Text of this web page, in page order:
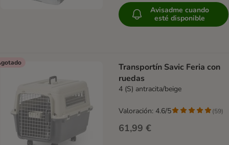
Avisadme cuando
esté disponible
Transportín Savic Feria con
ruedas
4 (S) antracita/beige
61,99 €
Valoración: 4.6/5 (59)